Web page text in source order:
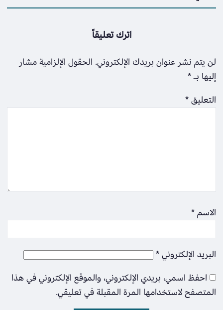
اترك تعليقاً
لن يتم نشر عنوان بريدك الإلكتروني. الحقول الإلزامية مشار
إليها بـ*
التعليق*
الاسم*
البريد الإلكتروني*
احفظ اسمي، بريدي الإلكتروني، والموقع الإلكتروني في هذا
المتصفح لاستخدامها المرة المقبلة في تعليقي.